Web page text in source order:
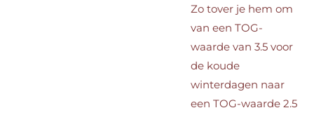
Zo tover je hem om
van een TOG-
waarde van 3.5 voor
de koude
winterdagen naar
een TOG-waarde 2.5